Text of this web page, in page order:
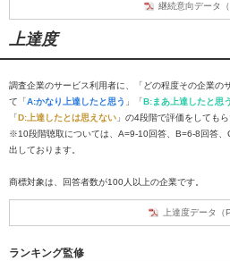
継続意向データ（
上達度
調査企業のサービス利用者に、「どの程度その企業の
て「A:かなり上達したと思う 」「B:まあ上達したと思う
「D:上達したとは思えない 」の4段階で評価をしても
※10段階聴取については、A=9-10回答、B=6-8回答
出しております。
商標対象は、回答者数が100人以上の企業です。
上達度データ（
ランキング監修